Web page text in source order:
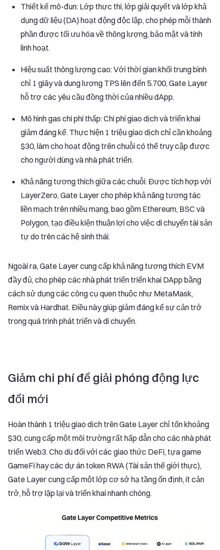
Thiết kế mô-đun: Lớp thực thi, lớp giải quyết và lớp khả
dụng dữ liệu (DA) hoạt động độc lập, cho phép mỗi thành
phần được tối ưu hóa về thông lượng, bảo mật và tính
linh hoạt.
Hiệu suất thông lượng cao: Với thời gian khối trung bình
chỉ 1 giây và dung lượng TPS lên đến 5.700, Gate Layer
hỗ trợ các yêu cầu đồng thời của nhiều dApp.
Mô hình gas chi phí thấp: Chi phí giao dịch và triển khai
giảm đáng kể. Thực hiện 1 triệu giao dịch chỉ cần khoảng
$30, làm cho hoạt động trên chuỗi có thể truy cập được
cho người dùng và nhà phát triển.
Khả năng tương thích giữa các chuỗi: Được tích hợp với
LayerZero, Gate Layer cho phép khả năng tương tác
liền mạch trên nhiều mạng, bao gồm Ethereum, BSC và
Polygon, tạo điều kiện thuận lợi cho việc di chuyển tài sản
tự do trên các hệ sinh thái.
Ngoài ra, Gate Layer cung cấp khả năng tương thích EVM
đầy đủ, cho phép các nhà phát triển triển khai DApp bằng
cách sử dụng các công cụ quen thuộc như MetaMask,
Remix và Hardhat. Điều này giúp giảm đáng kể sự cản trở
trong quá trình phát triển và di chuyển.
Giảm chi phí để giải phóng động lực
đổi mới
Hoàn thành 1 triệu giao dịch trên Gate Layer chỉ tốn khoảng
$30, cung cấp một môi trường rất hấp dẫn cho các nhà phát
triển Web3. Cho dù đối với các giao thức DeFi, tựa game
GameFi hay các dự án token RWA (Tài sản thế giới thực),
Gate Layer cung cấp một lớp cơ sở hạ tầng ổn định, ít cản
trở, hỗ trợ lặp lại và triển khai nhanh chóng.